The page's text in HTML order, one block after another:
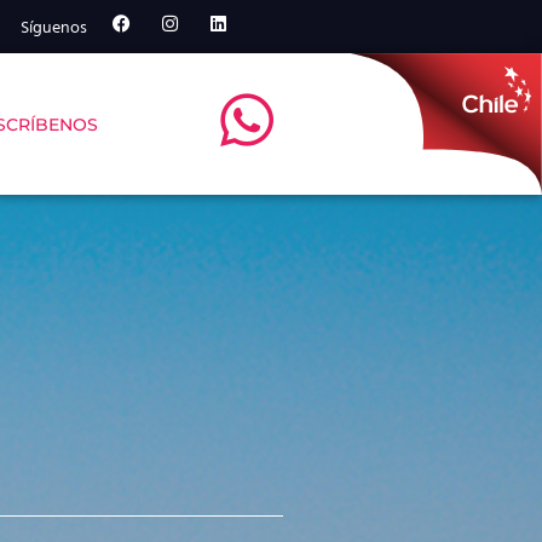
Síguenos